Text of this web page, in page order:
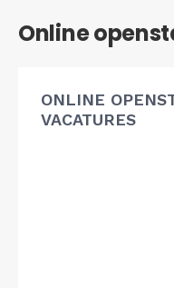
Online
ONLINE
VACATURES